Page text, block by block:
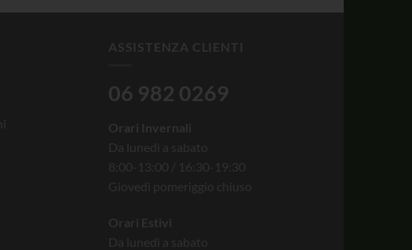
ASSISTENZA CLIENTI
06 982 0269
Orari Invernali
Da lunedì a sabato
8:00-13:00 / 16:30-19:30
Giovedì pomeriggio chiuso
Orari Estivi
Da lunedì a sabato